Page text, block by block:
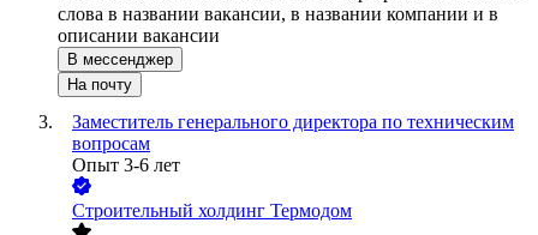
слова в названии вакансии, в названии компании и в
описании вакансии
В мессенджер
На почту
Заместитель генерального директора по техническим
вопросам
Опыт 3-6 лет
Строительный холдинг Термодом